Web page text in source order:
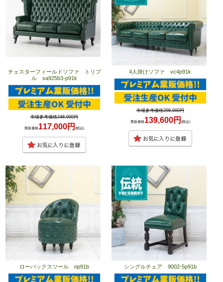
チェスターフィールドソファ トリプ
ル sa925b3-p91k
市場参考価格248,000円
業販価格117,000円(税込)
4人掛けソファ vc4p91k
市場参考価格298,000円
業販価格139,600円 (税込)
ローバックスツール np91b シングルチェア 9002-5p91b